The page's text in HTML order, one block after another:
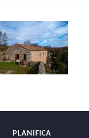
PLANIFICA